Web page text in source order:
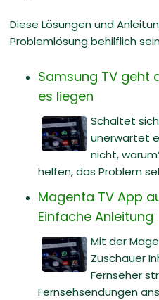
Diese Lösungen und
Problemlösung behilflich
Samsung TV geht
es liegen
Schaltet
unerwartet
nicht,
helfen, das Problem
Magenta TV App
Einfache Anleitung
Mit der
Zuschauer
Fernseher
Fernsehsendungen